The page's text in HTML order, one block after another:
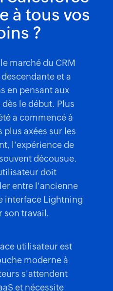
à tous vos
?
marché du CRM
et a
en pensant aux
le début. Plus
a commencé à
axées sur les
l'expérience de
décousue.
doit
entre l'ancienne
interface Lightning
son travail.
utilisateur est
moderne à
s'attendent
et nécessite